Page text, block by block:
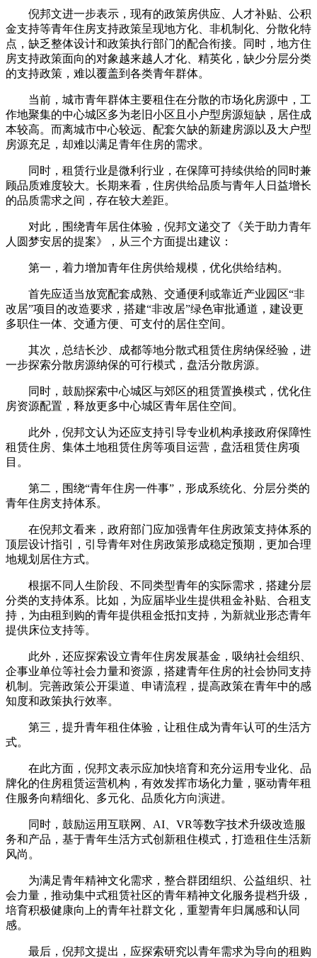
倪邦文进一步表示，现有的政策房供应、人才补贴、公积
金支持等青年住房支持政策呈现地方化、非机制化、分散化特
点，缺乏整体设计和政策执行部门的配合衔接。同时，地方住
房支持政策面向的对象越来越人才化、精英化，缺少分层分类
的支持政策，难以覆盖到各类青年群体。
当前，城市青年群体主要租住在分散的市场化房源中，工
作地聚集的中心城区多为老旧小区且小户型房源短缺，居住成
本较高。而离城市中心较远、配套欠缺的新建房源以及大户型
房源充足，却难以满足青年住房的需求。
同时，租赁行业是微利行业，在保障可持续供给的同时兼
顾品质难度较大。长期来看，住房供给品质与青年人日益增长
的品质需求之间，存在较大差距。
对此，围绕青年居住体验，倪邦文递交了《关于助力青年
人圆梦安居的提案》，从三个方面提出建议：
第一，着力增加青年住房供给规模，优化供给结构。
首先应适当放宽配套成熟、交通便利或靠近产业园区“非
改居”项目的改造要求，搭建“非改居”绿色审批通道，建设更
多职住一体、交通方便、可支付的居住空间。
其次，总结长沙、成都等地分散式租赁住房纳保经验，进
一步探索分散房源纳保的可行模式，盘活分散房源。
同时，鼓励探索中心城区与郊区的租赁置换模式，优化住
房资源配置，释放更多中心城区青年居住空间。
此外，倪邦文认为还应支持引导专业机构承接政府保障性
租赁住房、集体土地租赁住房等项目运营，盘活租赁住房项
目。
第二，围绕“青年住房一件事”，形成系统化、分层分类的
青年住房支持体系。
在倪邦文看来，政府部门应加强青年住房政策支持体系的
顶层设计指引，引导青年对住房政策形成稳定预期，更加合理
地规划居住方式。
根据不同人生阶段、不同类型青年的实际需求，搭建分层
分类的支持体系。比如，为应届毕业生提供租金补贴、合租支
持，为由租到购的青年提供租金抵扣支持，为新就业形态青年
提供床位支持等。
此外，还应探索设立青年住房发展基金，吸纳社会组织、
企事业单位等社会力量和资源，搭建青年住房的社会协同支持
机制。完善政策公开渠道、申请流程，提高政策在青年中的感
知度和政策执行效率。
第三，提升青年租住体验，让租住成为青年认可的生活方
式。
在此方面，倪邦文表示应加快培育和充分运用专业化、品
牌化的住房租赁运营机构，有效发挥市场化力量，驱动青年租
住服务向精细化、多元化、品质化方向演进。
同时，鼓励运用互联网、AI、VR等数字技术升级改造服
务和产品，基于青年生活方式创新租住模式，打造租住生活新
风尚。
为满足青年精神文化需求，整合群团组织、公益组织、社
会力量，推动集中式租赁社区的青年精神文化服务提档升级，
培育积极健康向上的青年社群文化，重塑青年归属感和认同
感。
最后，倪邦文提出，应探索研究以青年需求为导向的租购